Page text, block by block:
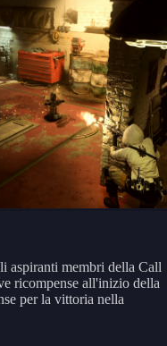
aspiranti membri della Call
ricompense all'inizio della
per la vittoria nella